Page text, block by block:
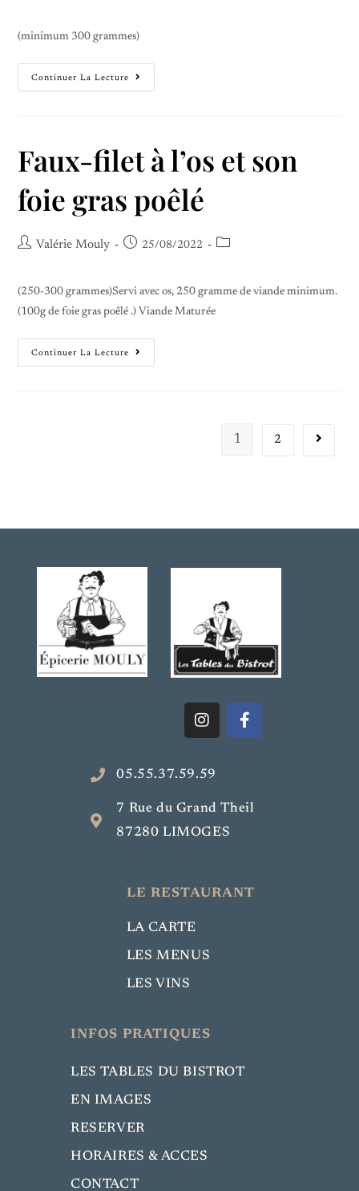
(minimum 300 grammes)
Continuer La Lecture
Faux-filet à l’os et son
foie gras poêlé
Valérie Mouly 25/08/2022
(250-300 grammes)Servi avec os, 250 gramme de viande minimum.
(100g de foie gras poêlé .) Viande Maturée
Continuer La Lecture
1 2
05.55.37.59.59
7 Rue du Grand Theil
87280 LIMOGES
LE RESTAURANT
LA CARTE
LES MENUS
LES VINS
INFOS PRATIQUES
LES TABLES DU BISTROT
EN IMAGES
RESERVER
HORAIRES & ACCES
CONTACT